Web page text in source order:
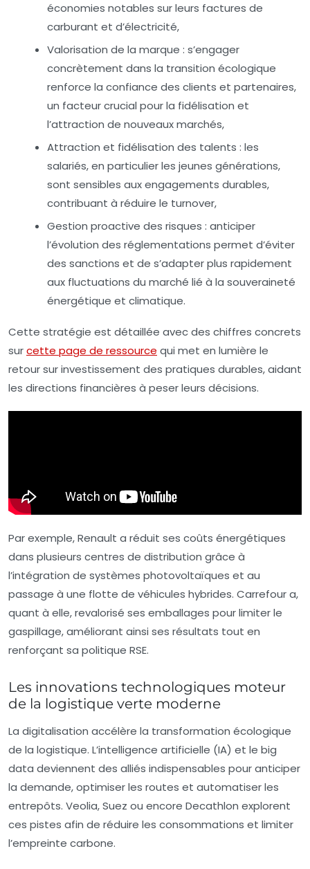
économies notables sur leurs factures de
carburant et d’électricité,
Valorisation de la marque : s’engager
concrètement dans la transition écologique
renforce la confiance des clients et partenaires,
un facteur crucial pour la fidélisation et
l’attraction de nouveaux marchés,
Attraction et fidélisation des talents : les
salariés, en particulier les jeunes générations,
sont sensibles aux engagements durables,
contribuant à réduire le turnover,
Gestion proactive des risques : anticiper
l’évolution des réglementations permet d’éviter
des sanctions et de s’adapter plus rapidement
aux fluctuations du marché lié à la souveraineté
énergétique et climatique.
Cette stratégie est détaillée avec des chiffres concrets
surcette page de ressource qui met en lumière le
retour sur investissement des pratiques durables, aidant
les directions financières à peser leurs décisions.
Par exemple, Renault a réduit ses coûts énergétiques
dans plusieurs centres de distribution grâce à
l’intégration de systèmes photovoltaïques et au
passage à une flotte de véhicules hybrides. Carrefour a,
quant à elle, revalorisé ses emballages pour limiter le
gaspillage, améliorant ainsi ses résultats tout en
renforçant sa politique RSE.
Les innovations technologiques moteur
de la logistique verte moderne
La digitalisation accélère la transformation écologique
de la logistique. L’intelligence artificielle (IA) et le big
data deviennent des alliés indispensables pour anticiper
la demande, optimiser les routes et automatiser les
entrepôts. Veolia, Suez ou encore Decathlon explorent
ces pistes afin de réduire les consommations et limiter
l’empreinte carbone.